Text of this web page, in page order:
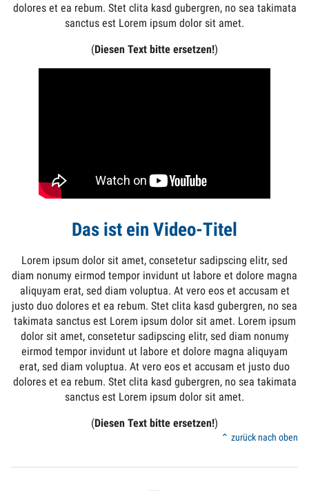
dolores et ea rebum. Stet clita kasd gubergren, no sea takimata
sanctus est Lorem ipsum dolor sit amet.
(Diesen Text bitte ersetzen!)
Das ist ein Video-Titel
Lorem ipsum dolor sit amet, consetetur sadipscing elitr, sed
diam nonumy eirmod tempor invidunt ut labore et dolore magna
aliquyam erat, sed diam voluptua. At vero eos et accusam et
justo duo dolores et ea rebum. Stet clita kasd gubergren, no sea
takimata sanctus est Lorem ipsum dolor sit amet. Lorem ipsum
dolor sit amet, consetetur sadipscing elitr, sed diam nonumy
eirmod tempor invidunt ut labore et dolore magna aliquyam
erat, sed diam voluptua. At vero eos et accusam et justo duo
dolores et ea rebum. Stet clita kasd gubergren, no sea takimata
sanctus est Lorem ipsum dolor sit amet.
(Diesen Text bitte ersetzen!)
⌃ zurück nach oben